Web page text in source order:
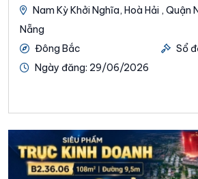
Nam Kỳ Khởi Nghĩa, Hoà Hải , Quận
Nẵng
Đông Bắc
Sổ
Ngày đăng: 29/06/2026